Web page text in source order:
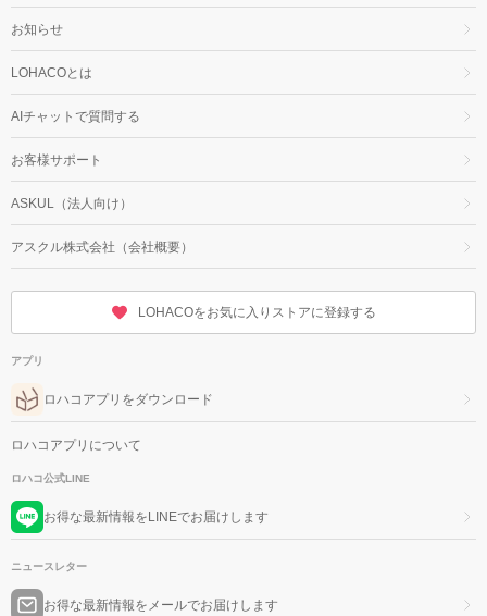
お知らせ
LOHACOとは
AIチャットで質問する
お客様サポート
ASKUL（法人向け）
アスクル株式会社（会社概要）
LOHACOをお気に入りストアに登録する
アプリ
ロハコアプリをダウンロード
ロハコアプリについて
ロハコ公式LINE
お得な最新情報をLINEでお届けします
ニュースレター
お得な最新情報をメールでお届けします